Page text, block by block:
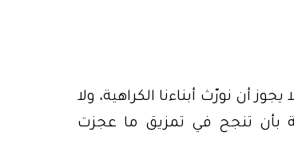
أن نورّث أبناءنا الكراهية، ولا
بأن تنجح في تمزيق ما عجزت